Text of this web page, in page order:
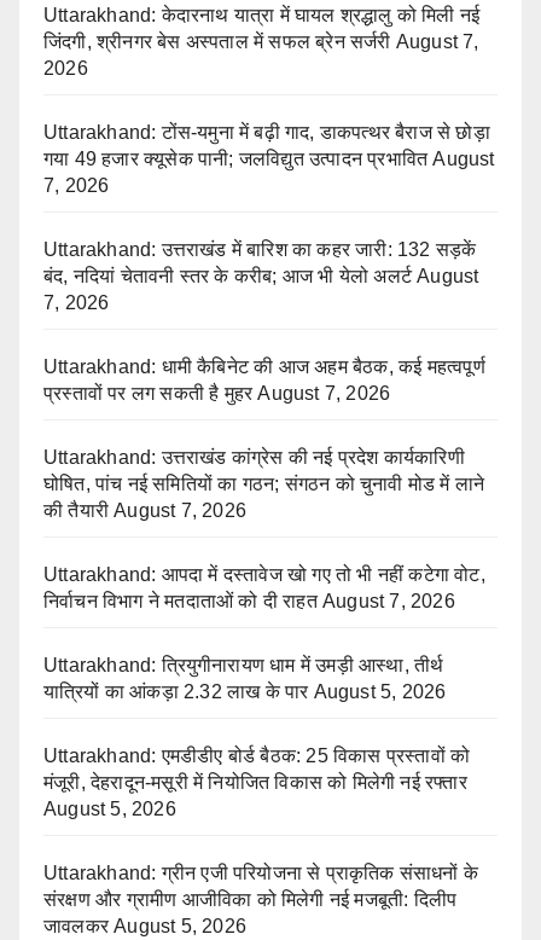
Uttarakhand: केदारनाथ यात्रा में घायल श्रद्धालु को मिली नई
जिंदगी, श्रीनगर बेस अस्पताल में सफल ब्रेन सर्जरी August 7,
2026
Uttarakhand: टोंस-यमुना में बढ़ी गाद, डाकपत्थर बैराज से छोड़ा
गया 49 हजार क्यूसेक पानी; जलविद्युत उत्पादन प्रभावित August
7, 2026
Uttarakhand: उत्तराखंड में बारिश का कहर जारी: 132 सड़कें
बंद, नदियां चेतावनी स्तर के करीब; आज भी येलो अलर्ट August
7, 2026
Uttarakhand: धामी कैबिनेट की आज अहम बैठक, कई महत्वपूर्ण
प्रस्तावों पर लग सकती है मुहर August 7, 2026
Uttarakhand: उत्तराखंड कांग्रेस की नई प्रदेश कार्यकारिणी
घोषित, पांच नई समितियों का गठन; संगठन को चुनावी मोड में लाने
की तैयारी August 7, 2026
Uttarakhand: आपदा में दस्तावेज खो गए तो भी नहीं कटेगा वोट,
निर्वाचन विभाग ने मतदाताओं को दी राहत August 7, 2026
Uttarakhand: त्रियुगीनारायण धाम में उमड़ी आस्था, तीर्थ
यात्रियों का आंकड़ा 2.32 लाख के पार August 5, 2026
Uttarakhand: एमडीडीए बोर्ड बैठक: 25 विकास प्रस्तावों को
मंजूरी, देहरादून-मसूरी में नियोजित विकास को मिलेगी नई रफ्तार
August 5, 2026
Uttarakhand: ग्रीन एजी परियोजना से प्राकृतिक संसाधनों के
संरक्षण और ग्रामीण आजीविका को मिलेगी नई मजबूती: दिलीप
जावलकर August 5, 2026